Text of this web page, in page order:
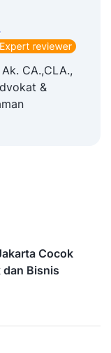
CA.,CLA.,
&
Cocok
dan Bisnis